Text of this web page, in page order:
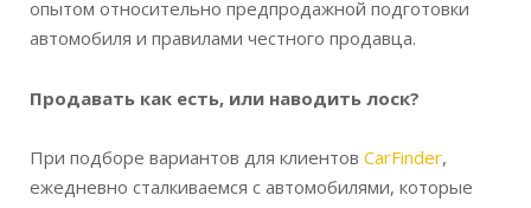
опытом относительно предпродажной подготовки
автомобиля и правилами честного продавца.
Продавать как есть, или наводить лоск?
При подборе вариантов для клиентов CarFinder,
ежедневно сталкиваемся с автомобилями, которые